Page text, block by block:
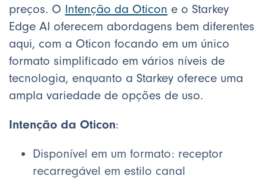
preços. O Intenção da Oticon e o Starkey
Edge AI oferecem abordagens bem diferentes
aqui, com a Oticon focando em um único
formato simplificado em vários níveis de
tecnologia, enquanto a Starkey oferece uma
ampla variedade de opções de uso.
Intenção da Oticon:
Disponível em um formato: receptor
recarregável em estilo canal